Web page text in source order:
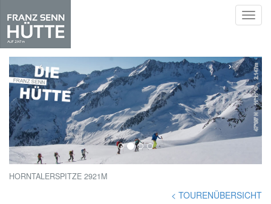
Skip
main
content
‹ ›
HORNTALERSPITZE 2921M
< TOURENÜBERSICHT